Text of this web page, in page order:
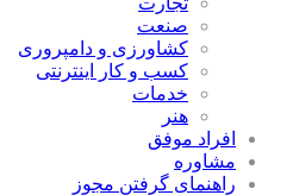
صنعت
كشاورزی و دامپروری
كسب و كار اينترنتی
خدمات
هنر
افراد موفق
مشاوره
راهنمای گرفتن مجوز